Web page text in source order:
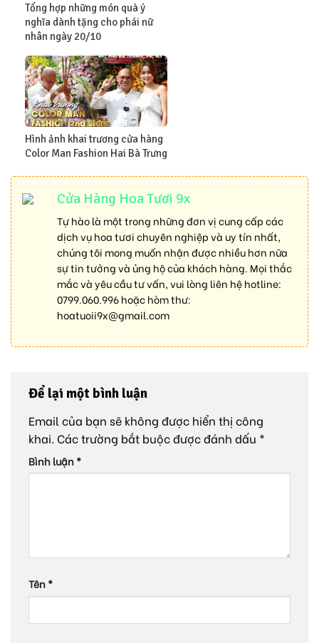
Tổng hợp những món quà ý
nghĩa dành tặng cho phái nữ
nhân ngày 20/10
Hình ảnh khai trương cửa hàng
Color Man Fashion Hai Bà Trưng
Cửa Hàng Hoa Tươi 9x
Tự hào là một trong những đơn vị cung cấp các
dịch vụ hoa tươi chuyên nghiệp và uy tín nhất,
chúng tôi mong muốn nhận được nhiều hơn nữa
sự tin tưởng và ủng hộ của khách hàng. Mọi thắc
mắc và yêu cầu tư vấn, vui lòng liên hệ hotline:
0799.060.996hoặc hòm thư:
hoatuoii9x@gmail.com
Để lại một bình luận
Email của bạn sẽ không được hiển thị công
khai. Các trường bắt buộc được đánh dấu *
Bình luận*
Tên*